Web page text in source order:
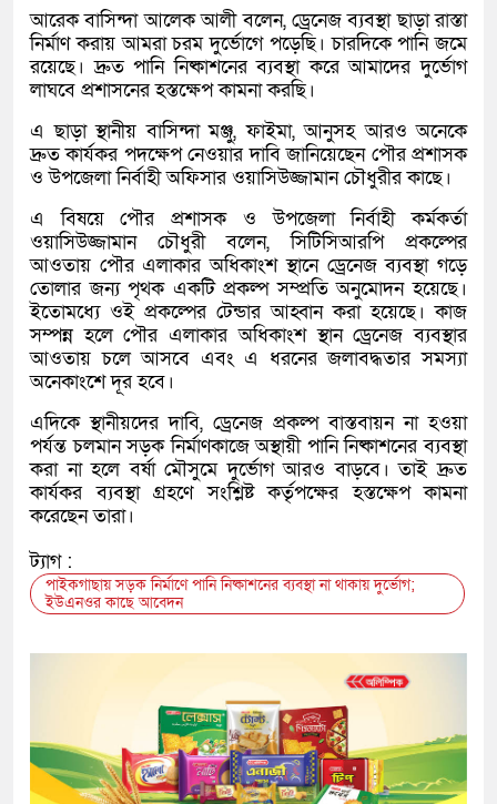
আরেক বাসিন্দা আলেক আলী বলেন, ড্রেনেজ ব্যবস্থা ছাড়া রাস্তা
নির্মাণ করায় আমরা চরম দুর্ভোগে পড়েছি। চারদিকে পানি জমে
রয়েছে। দ্রুত পানি নিষ্কাশনের ব্যবস্থা করে আমাদের দুর্ভোগ
লাঘবে প্রশাসনের হস্তক্ষেপ কামনা করছি।
এ ছাড়া স্থানীয় বাসিন্দা মঞ্জু, ফাইমা, আনুসহ আরও অনেকে
দ্রুত কার্যকর পদক্ষেপ নেওয়ার দাবি জানিয়েছেন পৌর প্রশাসক
ও উপজেলা নির্বাহী অফিসার ওয়াসিউজ্জামান চৌধুরীর কাছে।
এ বিষয়ে পৌর প্রশাসক ও উপজেলা নির্বাহী কর্মকর্তা
ওয়াসিউজ্জামান চৌধুরী বলেন, সিটিসিআরপি প্রকল্পের
আওতায় পৌর এলাকার অধিকাংশ স্থানে ড্রেনেজ ব্যবস্থা গড়ে
তোলার জন্য পৃথক একটি প্রকল্প সম্প্রতি অনুমোদন হয়েছে।
ইতোমধ্যে ওই প্রকল্পের টেন্ডার আহ্বান করা হয়েছে। কাজ
সম্পন্ন হলে পৌর এলাকার অধিকাংশ স্থান ড্রেনেজ ব্যবস্থার
আওতায় চলে আসবে এবং এ ধরনের জলাবদ্ধতার সমস্যা
অনেকাংশে দূর হবে।
এদিকে স্থানীয়দের দাবি, ড্রেনেজ প্রকল্প বাস্তবায়ন না হওয়া
পর্যন্ত চলমান সড়ক নির্মাণকাজে অস্থায়ী পানি নিষ্কাশনের ব্যবস্থা
করা না হলে বর্ষা মৌসুমে দুর্ভোগ আরও বাড়বে। তাই দ্রুত
কার্যকর ব্যবস্থা গ্রহণে সংশ্লিষ্ট কর্তৃপক্ষের হস্তক্ষেপ কামনা
করেছেন তারা।
ট্যাগ :
পাইকগাছায় সড়ক নির্মাণে পানি নিষ্কাশনের ব্যবস্থা না থাকায় দুর্ভোগ;
ইউএনওর কাছে আবেদন